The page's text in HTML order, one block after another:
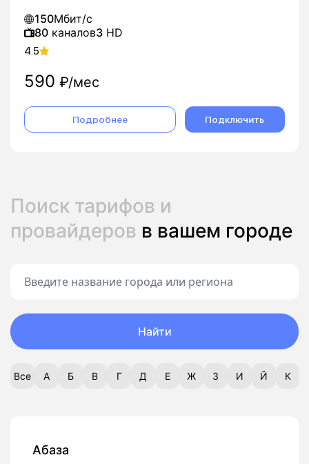
150Мбит/с
80 каналов3 HD
4.5
590 ₽/мес
Подробнее Подключить
Поиск тарифов и
провайдеров в вашем городе
Найти
Все А Б В Г Д Е Ж З И Й К
Абаза